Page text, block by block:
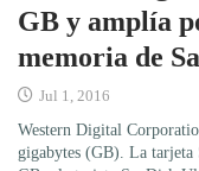
GB y amplía
memoria de
Jul 1, 2016
Western Digital
gigabytes (GB). La